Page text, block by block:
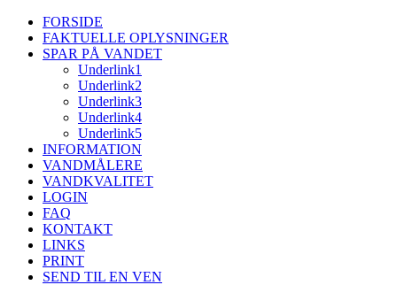
FORSIDE
FAKTUELLE OPLYSNINGER
SPAR PÅ VANDET
Underlink1
Underlink2
Underlink3
Underlink4
Underlink5
INFORMATION
VANDMÅLERE
VANDKVALITET
LOGIN
FAQ
KONTAKT
LINKS
PRINT
SEND TIL EN VEN